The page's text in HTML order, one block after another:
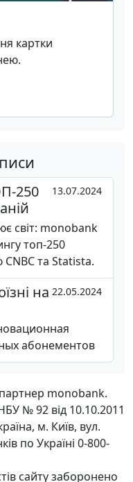
картки
250
13.07.2024
світ: monobank
топ-250
CNBC та Statista.
на 22.05.2024
абонементов
monobank.
№ 92 від 10.10.2011
м. Київ, вул.
по Україні 0-800-
сайту заборонено